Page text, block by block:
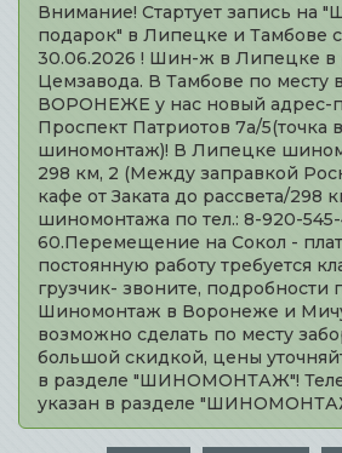
Внимание! Стартует запись на
подарок" в Липецке и Тамбове с
30.06.2026 ! Шин-ж в Липецке в
Цемзавода. В Тамбове по месту
ВОРОНЕЖЕ у нас новый адрес-
Проспект Патриотов 7а/5(точка
шиномонтаж)! В Липецке
298 км, 2 (Между заправкой
кафе от Заката до рассвета/298
шиномонтажа по тел.: 8-920-
60.Перемещение на Сокол -
постоянную работу требуется
грузчик- звоните, подробности
Шиномонтаж в Воронеже и
возможно сделать по месту
большой скидкой, цены
в разделе "ШИНОМОНТАЖ"!
указан в разделе